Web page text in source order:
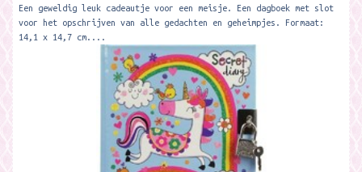
Een geweldig leuk cadeautje voor een meisje. Een dagboek met slot
voor het opschrijven van alle gedachten en geheimpjes. Formaat:
14,1 x 14,7 cm....